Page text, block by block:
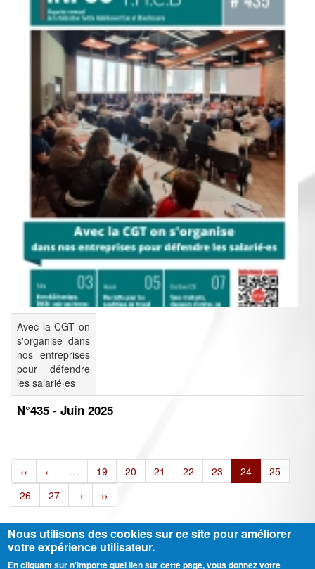
Avec la CGT on
s'organise dans
nos entreprises
pour défendre
les salarié·es
N°435 - Juin 2025
‹‹ ‹ … 19 20 21 22 23 24
25
26
27 › ››
Nous utilisons des cookies sur ce site pour améliorer
votre expérience utilisateur.
En cliquant sur n'importe quel lien sur cette page, vous donnez votre